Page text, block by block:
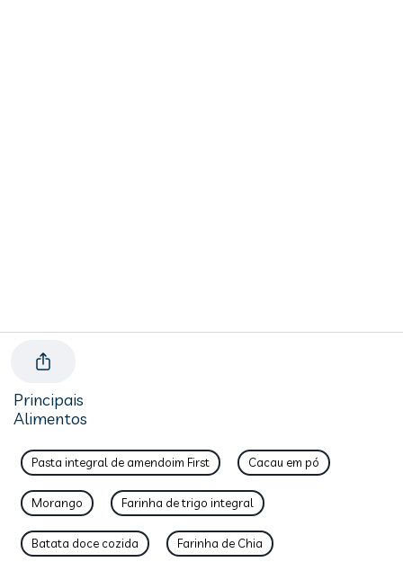
Principais
Alimentos
Pasta integral de amendoim First Cacau em pó
Morango Farinha de trigo integral
Batata doce cozida Farinha de Chia